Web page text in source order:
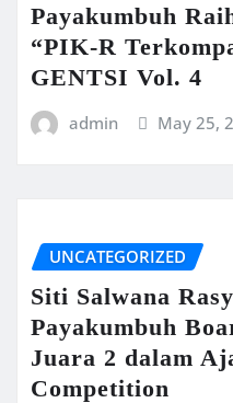
Payakumbuh
“PIK-R
GENTSI Vol. 4
admin May 25,
UNCATEGORIZED
Siti Salwana
Payakumbuh
Juara 2 dalam
Competition